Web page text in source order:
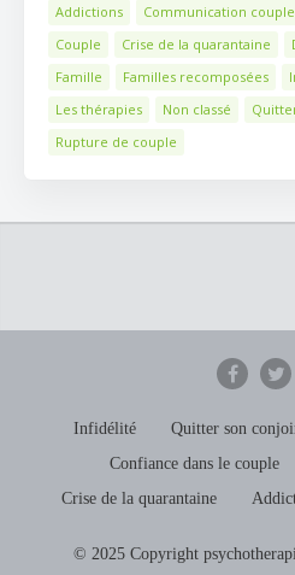
Addictions Communication couple
Couple
Crise de la quarantaine
Famille
Familles recomposées
Les thérapies
Non classé
Rupture de couple
Infidélité Quitter son
Confiance dans le couple
Crise de la quarantaine
© 2025 Copyright